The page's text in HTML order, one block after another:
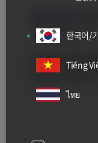
한국어/
Tiếng
ไทย